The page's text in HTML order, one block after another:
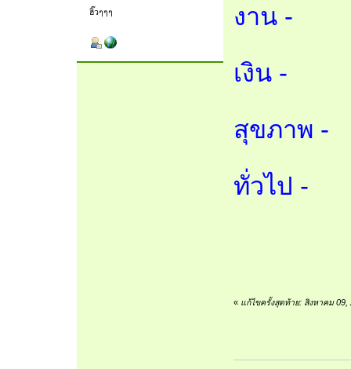
ฮิ๊วๆๆๆ
งาน -
เงิน -
สุขภาพ -
ทั่วไป -
« แก้ไขครั้งสุดท้าย: สิงหาคม 09,